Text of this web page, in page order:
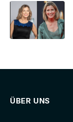
ÜBER UNS